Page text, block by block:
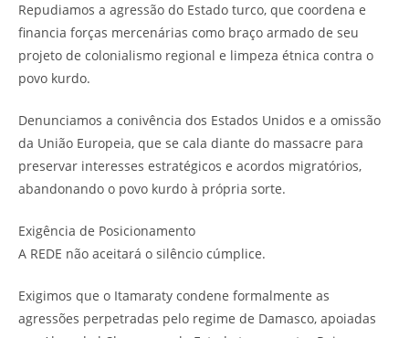
Repudiamos a agressão do Estado turco, que coordena e
financia forças mercenárias como braço armado de seu
projeto de colonialismo regional e limpeza étnica contra o
povo kurdo.
Denunciamos a conivência dos Estados Unidos e a omissão
da União Europeia, que se cala diante do massacre para
preservar interesses estratégicos e acordos migratórios,
abandonando o povo kurdo à própria sorte.
Exigência de Posicionamento
A REDE não aceitará o silêncio cúmplice.
Exigimos que o Itamaraty condene formalmente as
agressões perpetradas pelo regime de Damasco, apoiadas